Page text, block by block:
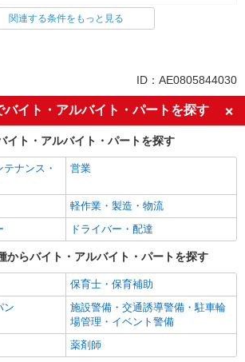
越銀座駅の求人を探す
フリーター歓迎
中
エルダー（50代～）活躍中
中
ボーナス・賞与あり
週2～3日勤務OK
交通費支給
販売・接客サービス
ミドル（40代～）活躍中
関連する条件をもっと見る
ID：AE0805844030
バイト・アルバイト・パートを探す
イト・アルバイト・パートを探す
ナンス・
営業
軽作業・製造・物流
ドライバー・配達
からバイト・アルバイト・パートを探す
保育士・保育補助
ン
施設警備・交通誘導警備・駐車輪
場管理・イベント警備
薬剤師